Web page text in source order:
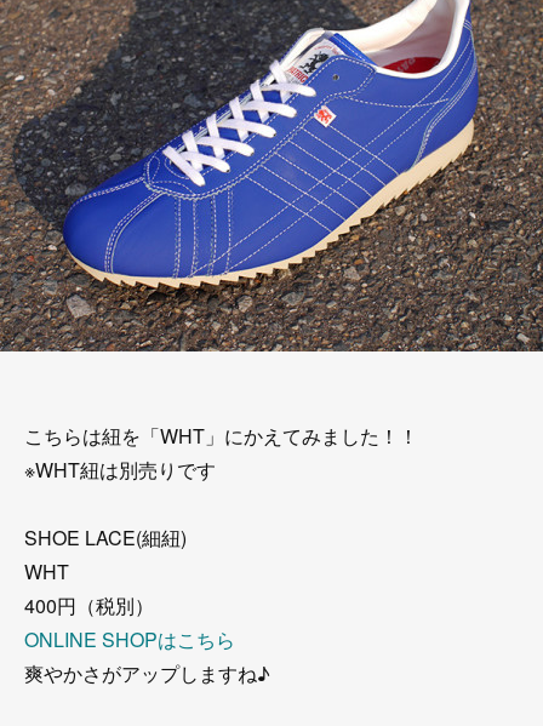
こちらは紐を「WHT」にかえてみました！！
※WHT紐は別売りです
SHOE LACE(細紐)
WHT
400円（税別）
ONLINE SHOPはこちら
爽やかさがアップしますね♪